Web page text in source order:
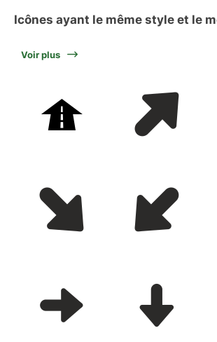
Icônes ayant le même style et le
Voir plus